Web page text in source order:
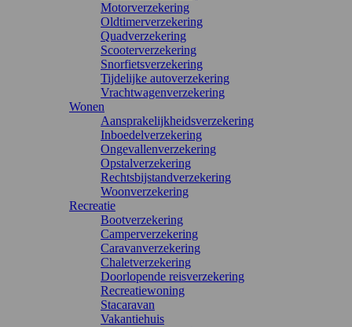
Motorverzekering
Oldtimerverzekering
Quadverzekering
Scooterverzekering
Snorfietsverzekering
Tijdelijke autoverzekering
Vrachtwagenverzekering
Wonen
Aansprakelijkheidsverzekering
Inboedelverzekering
Ongevallenverzekering
Opstalverzekering
Rechtsbijstandverzekering
Woonverzekering
Recreatie
Bootverzekering
Camperverzekering
Caravanverzekering
Chaletverzekering
Doorlopende reisverzekering
Recreatiewoning
Stacaravan
Vakantiehuis